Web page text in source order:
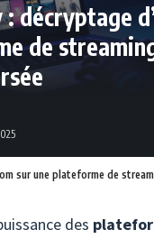
décryptage
de
sur une plateforme de
des